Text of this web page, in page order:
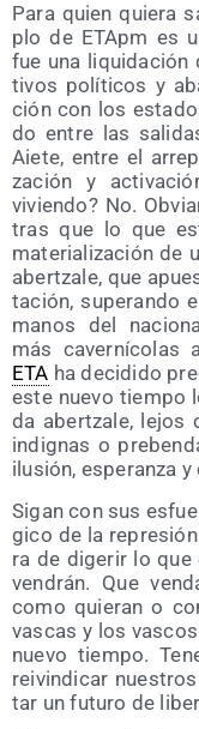
Para quien quie­ra
plo de ETApm es
fue una
ti­vos polí­ti­cos y
ción con los
do entre las
Aie­te, entre el
za­ción y
vivien­do? No.
tras que lo que
mate­ria­li­za­ción de
aber­tza­le, que
ta­ción, superan­do
manos del
más caver­ní­co­las
ETA ha deci­di­do
este nue­vo tiem­po
da aber­tza­le, lejos
indig­nas o
ilu­sión, espe­ran­za
Sigan con sus
gi­co de la
ra de dige­rir lo
ven­drán. Que
como quie­ran o
vas­cas y los
nue­vo tiem­po.
rei­vin­di­car
tar un futu­ro de